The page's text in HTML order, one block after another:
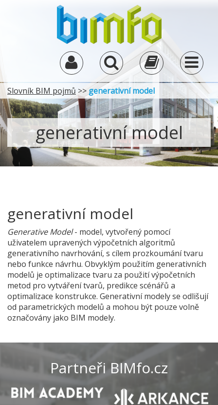
Slovník BIM pojmů >> generativní model
generativní model
generativní model
Generative Model- model, vytvořený pomocí
uživatelem upravených výpočetních algoritmů
generativního navrhování, s cílem prozkoumání tvaru
nebo funkce návrhu. Obvyklým použitím generativních
modelů je optimalizace tvaru za použití výpočetních
metod pro vytváření tvarů, predikce scénářů a
optimalizace konstrukce. Generativní modely se odlišují
od parametrických modelů a mohou být pouze volně
označovány jako BIM modely.
Partneři BIMfo.cz